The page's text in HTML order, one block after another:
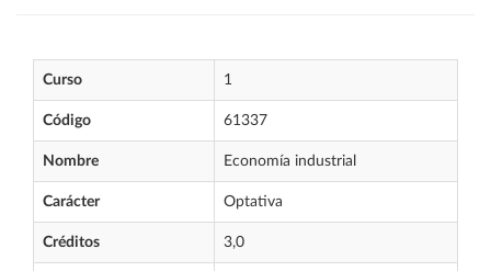
Curso 1
Código 61337
Nombre Economía industrial
Carácter Optativa
Créditos 3,0